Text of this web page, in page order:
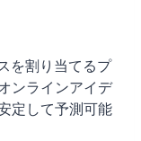
を割り当てるプ
ンラインアイデ
定して予測可能